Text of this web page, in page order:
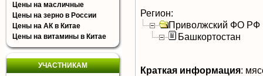
Цены на масличные
Цены на зерно в России
Цены на АК в Китае
Цены на витамины в Китае
УЧАСТНИКАМ
Регион:
Приволжский ФО РФ
Башкортостан
Краткая информация: